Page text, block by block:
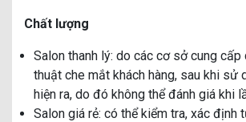
Chất lượng
Salon thanh lý: do các cơ sở cung
thuật che mắt khách hàng, sau khi sử
hiện ra, do đó không thể đánh giá khi
Salon giá rẻ: có thể kiểm tra, xác định